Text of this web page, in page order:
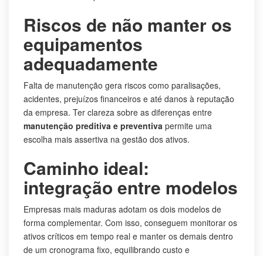
Riscos de não manter os
equipamentos
adequadamente
Falta de manutenção gera riscos como paralisações,
acidentes, prejuízos financeiros e até danos à reputação
da empresa. Ter clareza sobre as diferenças entre
manutenção preditiva e preventiva permite uma
escolha mais assertiva na gestão dos ativos.
Caminho ideal:
integração entre modelos
Empresas mais maduras adotam os dois modelos de
forma complementar. Com isso, conseguem monitorar os
ativos críticos em tempo real e manter os demais dentro
de um cronograma fixo, equilibrando custo e